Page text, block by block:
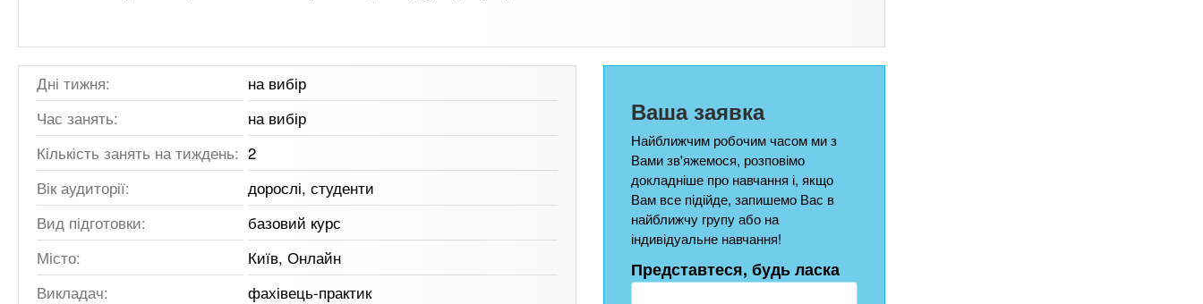
Дні тижня:
на вибір
Час занять:
на вибір
Кількість занять на тиждень: 2
Вік аудиторії:
дорослі, студенти
Вид підготовки:
базовий курс
Місто:
Київ, Онлайн
Викладач:
фахівець-практик
Ваша заявка
Найближчим робочим часом ми з
Вами зв'яжемося, розповімо
докладніше про навчання і, якщо
Вам все підійде, запишемо Вас в
найближчу групу або на
індивідуальне навчання!
Представтеся, будь ласка